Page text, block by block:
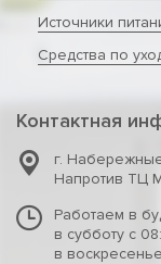
Источники
Средства по
Контактная
г.
Напротив ТЦ
Работаем в
в субботу с
в